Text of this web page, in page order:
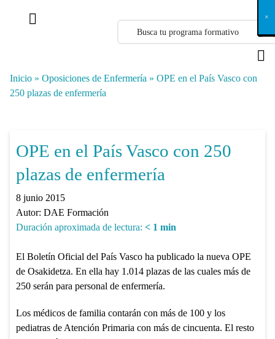
Inicio » Oposiciones de Enfermería » OPE en el País Vasco con
250 plazas de enfermería
OPE en el País Vasco con 250
plazas de enfermería
8 junio 2015
Autor: DAE Formación
Duración aproximada de lectura: < 1 min
El Boletín Oficial del País Vasco ha publicado la nueva OPE
de Osakidetza. En ella hay 1.014 plazas de las cuales más de
250 serán para personal de enfermería.
Los médicos de familia contarán con más de 100 y los
pediatras de Atención Primaria con más de cincuenta. El resto
X
×
×
×
×
×
×
×
×
×
×
×
×
×
×
×
×
×
×
×
×
×
×
×
×
×
×
×
×
×
×
×
×
×
×
×
×
×
×
×
×
×
×
×
×
×
×
×
×
×
×
×
×
×
×
×
×
×
×
×
×
×
×
×
×
×
×
×
×
×
×
×
×
×
×
×
×
×
×
×
×
×
×
×
×
×
×
×
×
×
×
×
×
×
×
×
×
×
×
×
×
×
×
×
×
×
×
×
×
×
×
×
×
×
×
×
×
×
×
×
×
×
×
×
×
×
×
×
×
×
×
×
×
×
×
×
×
×
×
×
×
×
×
×
×
×
×
×
×
×
×
×
×
×
×
×
×
×
×
×
×
×
×
×
×
×
×
×
×
×
×
×
×
×
×
×
×
×
×
×
×
×
×
×
×
×
×
×
×
×
×
×
×
×
×
×
×
×
×
×
×
×
×
×
×
×
×
×
×
×
×
×
×
×
×
×
×